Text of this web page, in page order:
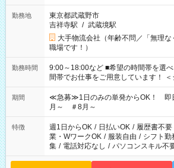
勤務地
東京都武蔵野市
吉祥寺駅 / 武蔵境駅
大手物流会社（年齢不問／「無理
職場です！）
勤務時間
9:00～18:00など ■希望の時間帯を選べます！ ▼他にも
間帯でお仕事をご用意しています！
17:00～22:00 13:00～22:00 22:00～
期間
≪急募≫1日のみの単発からOK！ 即
月～ ＃8月～
特徴 週1日からOK / 日払いOK / 履歴書不要
業・WワークOK / 服装自由 / シフト勤
集 / 電話対応なし / パソコンスキル不